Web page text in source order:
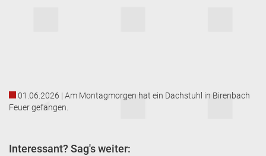
01.06.2026 | Am Montagmorgen hat ein Dachstuhl in Birenbach
Feuer gefangen.
Interessant? Sag's weiter: